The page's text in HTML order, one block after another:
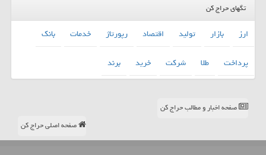
تگهای حراج کن
ارز بازار تولید اقتصاد رپورتاژ خدمات
بانك
پرداخت
طلا شركت خرید برند
صفحه اخبار و مطالب حراج کن
صفحه اصلی حراج کن